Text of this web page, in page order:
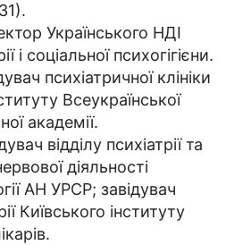
Українського НДІ
і соціальної психогігієни.
психіатричної клініки
Всеукраїнської
академії.
відділу психіатрії та
діяльності
АН УРСР; завідувач
Київського інституту